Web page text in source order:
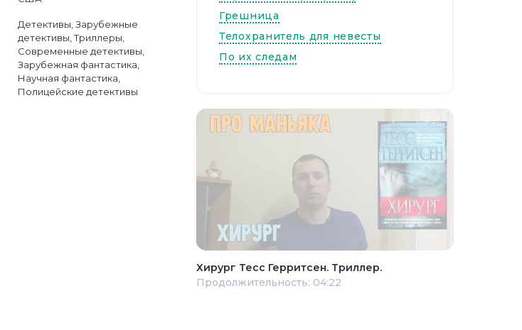
Детективы Зарубежные
детективы ,Триллеры
Современные детективы
Зарубежная фантастика
Научная фантастика
Полицейские детективы
Грешница
Телохранитель для невесты
По их следам
Хирург Тесс Герритсен. Триллер.
Продолжительность: 04:22